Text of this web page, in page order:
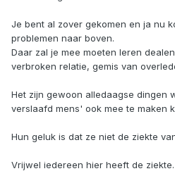
Je bent al zover gekomen en ja nu
problemen naar boven.
Daar zal je mee moeten leren
verbroken relatie, gemis van
Het zijn gewoon alledaagse dingen
verslaafd mens' ook mee te maken
Hun geluk is dat ze niet de ziekte
Vrijwel iedereen hier heeft de ziekte.